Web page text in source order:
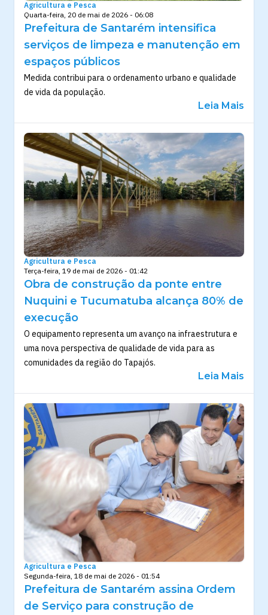
Agricultura e Pesca
Quarta-feira, 20 de mai de 2026 - 06:08
Prefeitura de Santarém intensifica
serviços de limpeza e manutenção em
espaços públicos
Medida contribui para o ordenamento urbano e qualidade
de vida da população.
Leia Mais
Agricultura e Pesca
Terça-feira, 19 de mai de 2026 - 01:42
Obra de construção da ponte entre
Nuquini e Tucumatuba alcança 80% de
execução
O equipamento representa um avanço na infraestrutura e
uma nova perspectiva de qualidade de vida para as
comunidades da região do Tapajós.
Leia Mais
Agricultura e Pesca
Segunda-feira, 18 de mai de 2026 - 01:54
Prefeitura de Santarém assina Ordem
de Serviço para construção de